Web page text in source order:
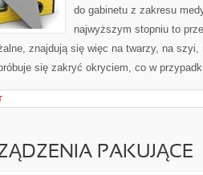
do gabinetu z zakresu
najwyższym stopniu to
znajdują się więc na twarzy, na szyi,
się zakryć okryciem, co w
PAKUJĄCE